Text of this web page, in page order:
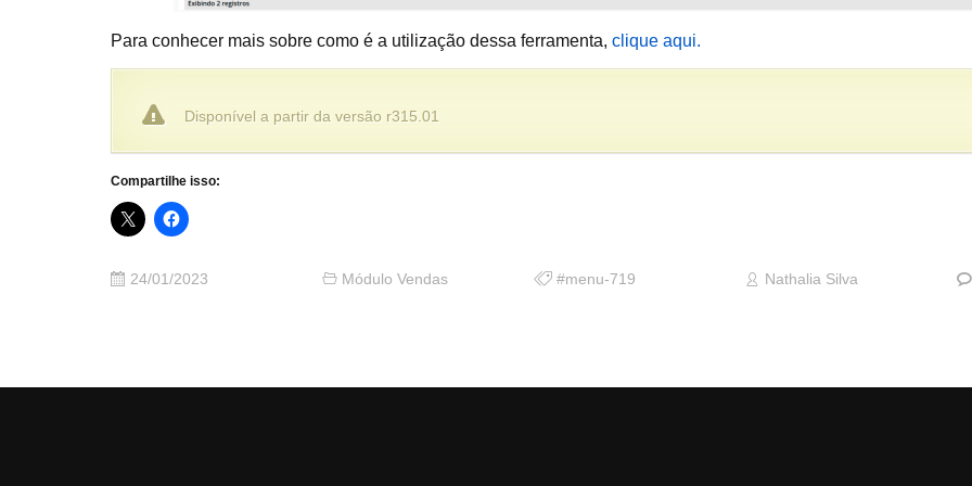
Para conhecer mais sobre como é a utilização dessa ferramenta, clique aqui.
Disponível a partir da versão r315.01
Compartilhe isso:
24/01/2023 Módulo Vendas #menu-719 Nathalia Silva